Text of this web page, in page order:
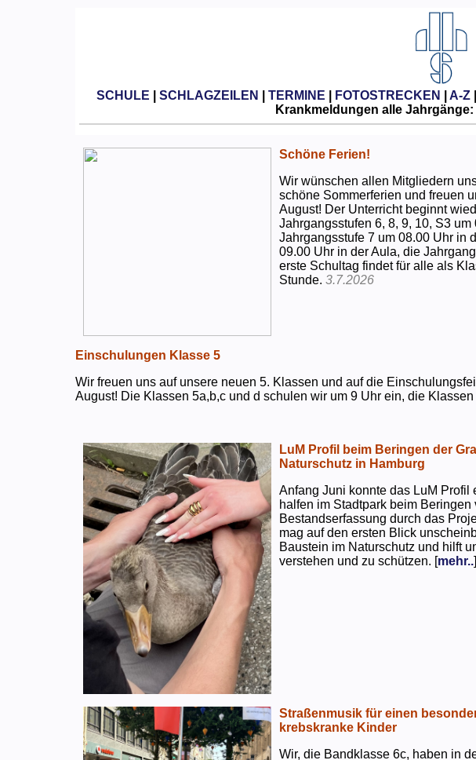
SCHULE SCHLAGZEILEN TERMINE FOTOSTRECKEN A-Z|
Krankmeldungen alle Jahrgänge:
Schöne Ferien!
Wir wünschen allen Mitgliedern
schöne Sommerferien und freuen
August! Der Unterricht beginnt
Jahrgangsstufen 6, 8, 9, 10, S3
Jahrgangsstufe 7 um 08.00 Uhr in
09.00 Uhr in der Aula, die
erste Schultag findet für alle als
Stunde.3.7.2026
Einschulungen Klasse 5
Wir freuen uns auf unsere neuen 5. Klassen und auf die
August! Die Klassen 5a,b,c und d schulen wir um 9 Uhr ein, die
LuM Profil beim Beringen der
Naturschutz in Hamburg
Anfang Juni konnte das LuM
halfen im Stadtpark beim
Bestandserfassung durch das
mag auf den ersten Blick
Baustein im Naturschutz und hilft
verstehen und zu schützen. [mehr..]
Straßenmusik für einen
krebskranke Kinder
Wir, die Bandklasse 6c, haben in